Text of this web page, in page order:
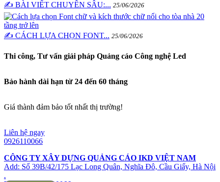
✍️ BÀI VIẾT CHUYÊN SÂU:... 25/06/2026
✍️ CÁCH LỰA CHỌN FONT... 25/06/2026
Thi công, Tư vấn giải pháp Quảng cáo Công nghệ Led
Bảo hành dài hạn từ 24 đến 60 tháng
Giá thành đảm bảo tốt nhất thị trường!
Liên hệ ngay
0926110066
CÔNG TY XÂY DỰNG QUẢNG CÁO IKD VIỆT NAM
Add: Số 39B/42/175 Lạc Long Quân, Nghĩa Đô, Cầu Giấy, Hà Nội
.